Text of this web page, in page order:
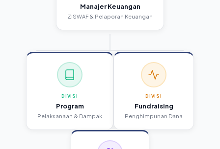
Manajer Keuangan
ZISWAF & Pelaporan Keuangan
DIVISI
Program
Pelaksanaan & Dampak
DIVISI
Fundraising
Penghimpunan Dana